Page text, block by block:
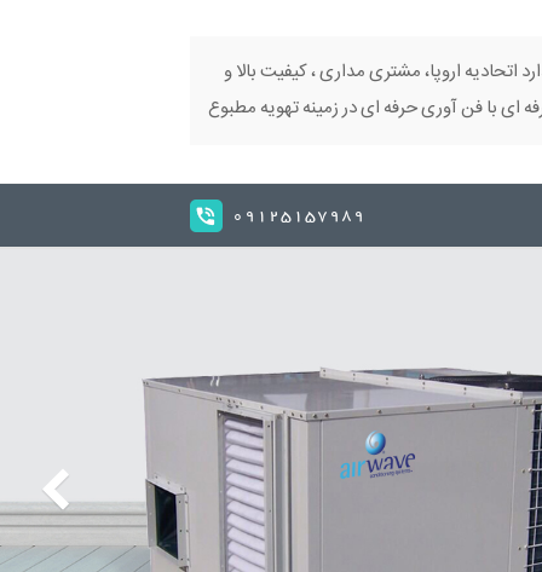
اتحادیه اروپا، مشتری مداری ، کیفیت بالا و
ای با فن آوری حرفه ای در زمینه تهویه مطبوع
09125157989